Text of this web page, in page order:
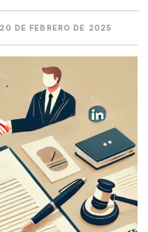
DE FEBRERO DE 2025